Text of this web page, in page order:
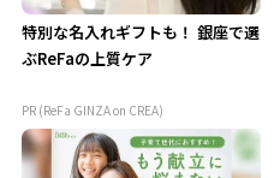
特別な名入れギフトも！ 銀座で選
ぶReFaの上質ケア
PR (ReFa GINZA on CREA)